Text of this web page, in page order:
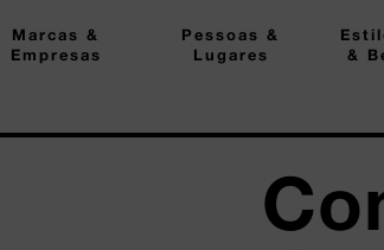
Marcas &
Empresas
Pessoas &
Lugares
&